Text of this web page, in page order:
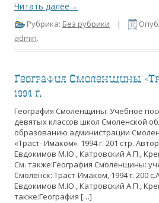
Читать далее→
Рубрика: Без рубрики |
admin.
География Смоленщины.
1994 г.
География Смоленщины: Учебное
девятых классов школ Смоленской
образованию администрации
«Траст- Имаком». 1994 г. 201 стр.
Евдокимов М.Ю., Катровский А.П.,
См. также:География Смоленщины:
Смоленск: Траст-Имаком, 1994 г. 200
Евдокимов М.Ю., Катровский А.П.,
также:География […]